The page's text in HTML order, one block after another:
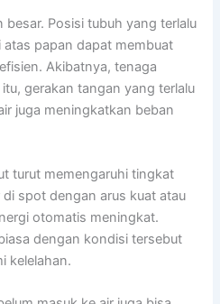
Posisi tubuh yang terlalu
papan dapat membuat
Akibatnya, tenaga
gerakan tangan yang terlalu
juga meningkatkan beban
turut memengaruhi tingkat
spot dengan arus kuat atau
otomatis meningkat.
dengan kondisi tersebut
kelelahan.